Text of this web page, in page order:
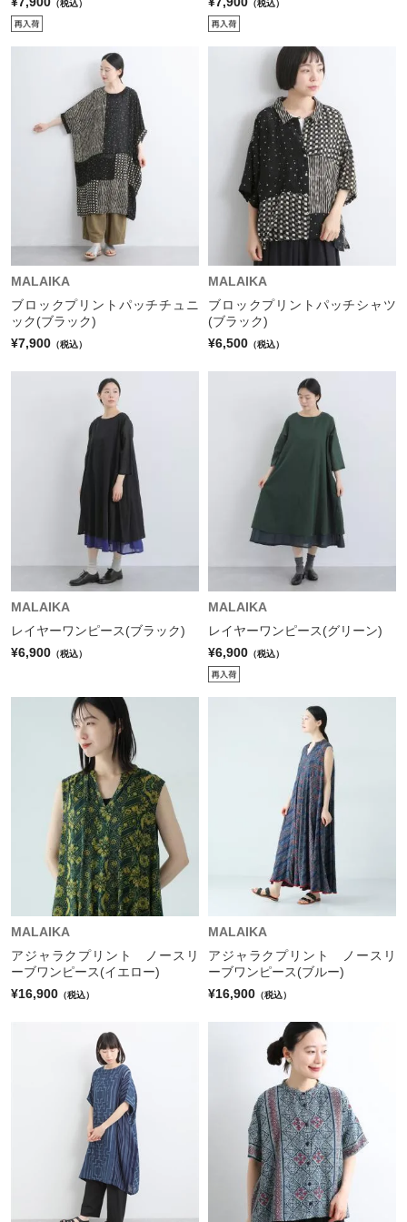
（税込） （税込）
MALAIKA
ブロックプリントパッチチュニ
ック(ブラック)
¥7,900 （税込）
MALAIKA
ブロックプリントパッチシャツ
(ブラック)
¥6,500 （税込）
MALAIKA
レイヤーワンピース(ブラック)
¥6,900 （税込）
MALAIKA
レイヤーワンピース(グリーン)
¥6,900 （税込）
MALAIKA
アジャラクプリント ノースリ
ーブワンピース(イエロー)
¥16,900 （税込）
MALAIKA
アジャラクプリント ノースリ
ーブワンピース(ブルー)
¥16,900 （税込）